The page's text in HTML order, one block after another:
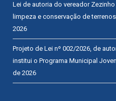
Lei de autoria do vereador
limpeza e conservação de
2026
Projeto de Lei nº 002/2026, de
institui o Programa Municipal
de 2026